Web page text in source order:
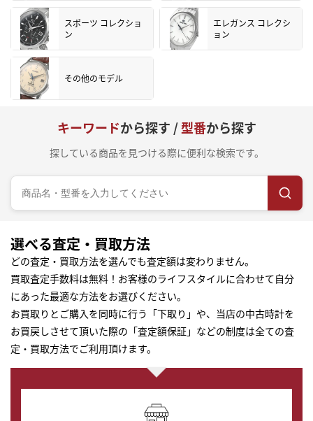
スポーツ コレクショ
ン
エレガンス コレクシ
ョン
その他のモデル
キーワードから探す /型番から探す
探している商品を見つける際に便利な検索です。
選べる査定・買取方法
どの査定・買取方法を選んでも査定額は変わりません。
買取査定手数料は無料！お客様のライフスタイルに合わせて自分
にあった最適な方法をお選びください。
お買取りとご購入を同時に行う「下取り」や、当店の中古時計を
お買戻しさせて頂いた際の「査定額保証」などの制度は全ての査
定・買取方法でご利用頂けます。